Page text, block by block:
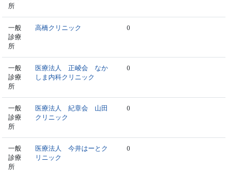
所
一般
診療
所
高橋クリニック 0
一般
診療
所
医療法人 正崚会 なか
しま内科クリニック
0
一般
診療
所
医療法人 紀章会 山田
クリニック
0
一般
診療
所
医療法人 今井はーとク
リニック
0